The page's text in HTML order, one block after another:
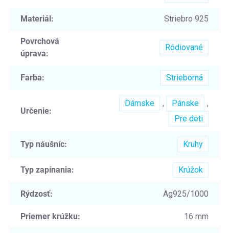
Materiál: Striebro 925
Povrchová
úprava:
Ródiované
Farba: Strieborná
Určenie:
Dámske , Pánske
,
Pre deti
Typ náušníc: Kruhy
Typ zapínania: Krúžok
Rýdzosť: Ag925/1000
Priemer krúžku: 16 mm